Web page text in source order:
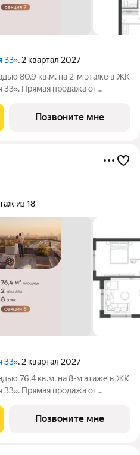
33», 2 квартал 2027
80.9 кв.м. на 2-м этаже в ЖК
33». Прямая продажа от
застройщика
всего
Позвоните мне
из 18
33», 2 квартал 2027
76.4 кв.м. на 8-м этаже в ЖК
33». Прямая продажа от
застройщика
всего
Позвоните мне